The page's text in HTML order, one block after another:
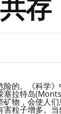
存
险的。《科学
塞拉特岛
矿物，会使人
害粒子增多。